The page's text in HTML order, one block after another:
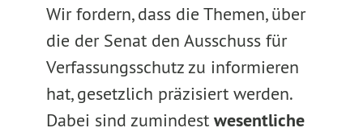
Wir fordern, dass die Themen, über
die der Senat den Ausschuss für
Verfassungsschutz zu informieren
hat, gesetzlich präzisiert werden.
Dabei sind zumindest wesentliche